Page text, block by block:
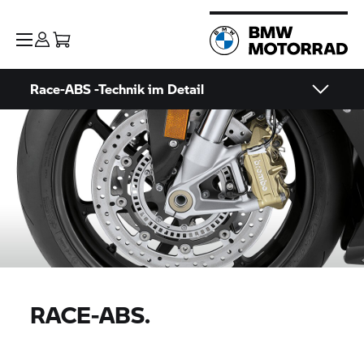
Race-ABS -Technik im Detail
RACE-ABS.